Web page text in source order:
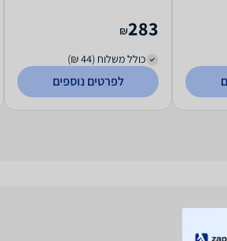
283
₪
כולל משלוח (44 ₪)
לפרטים נוספים